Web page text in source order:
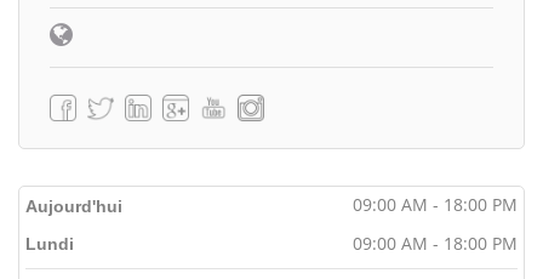
Aujourd'hui 09:00 AM - 18:00 PM
Lundi 09:00 AM - 18:00 PM